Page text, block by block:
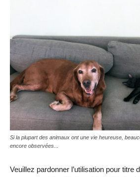
Si la plupart des animaux ont une vie heureuse,
encore observées...
Veuillez pardonner l’utilisation pour titre